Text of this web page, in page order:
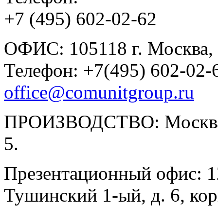
+7 (495) 602-02-62
ОФИС: 105118 г. Москва,
Телефон: +7(495) 602-
office@comunitgroup.ru
ПРОИЗВОДСТВО:
5.
Презентационный офис:
Тушинский 1-ый, д. 6,